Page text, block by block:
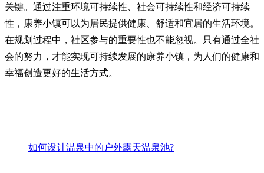
关键。通过注重环境可持续性、社会可持续性和经济可持续
性，康养小镇可以为居民提供健康、舒适和宜居的生活环境。
在规划过程中，社区参与的重要性也不能忽视。只有通过全社
会的努力，才能实现可持续发展的康养小镇，为人们的健康和
幸福创造更好的生活方式。
如何设计温泉中的户外露天温泉池?